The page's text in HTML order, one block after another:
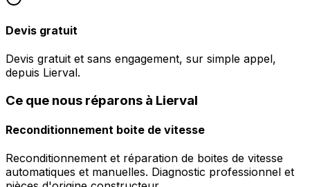
Devis gratuit
Devis gratuit et sans engagement, sur simple appel,
depuis Lierval.
Ce que nous réparons à Lierval
Reconditionnement boite de vitesse
Reconditionnement et réparation de boites de vitesse
automatiques et manuelles. Diagnostic professionnel et